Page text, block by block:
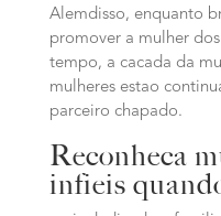
Alemdisso, enquanto
promover a mulher
tempo, a cacada da
mulheres estao
parceiro chapado.
Reconheca
infieis